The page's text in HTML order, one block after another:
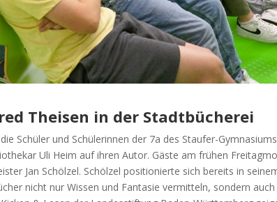
Theisen in der Stadtbücherei
Schüler und Schülerinnen der 7a des Staufer-
Uli Heim auf ihren Autor. Gäste am frühen
Jan Schölzel. Schölzel positionierte sich bereits in
nicht nur Wissen und Fantasie vermitteln, sondern